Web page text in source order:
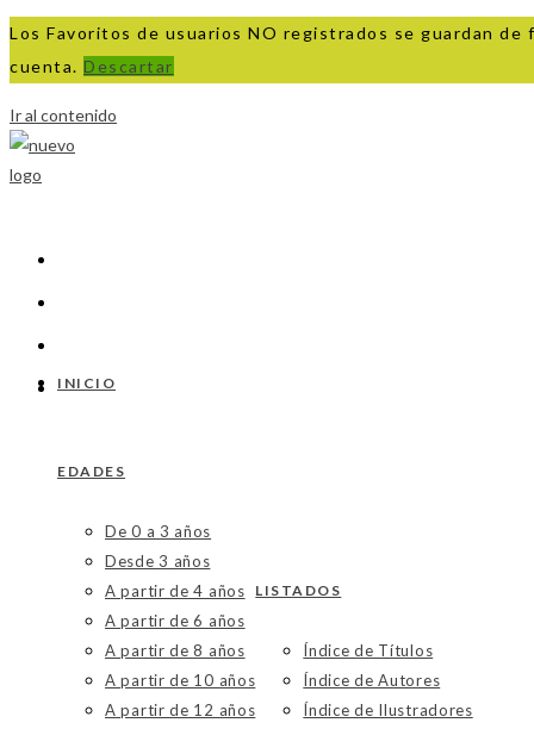
Los Favoritos de usuarios NO registrados se guardan
cuenta. Descartar
Ir al contenido
INICIO
EDADES
De 0 a 3 años
Desde 3 años
A partir de 4 años
A partir de 6 años
A partir de 8 años
A partir de 10 años
A partir de 12 años
LISTADOS
Índice de Títulos
Índice de Autores
Índice de Ilustradores